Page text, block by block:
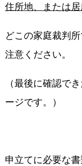
住所地、または
どこの家庭裁判
注意ください。
（最後に確認で
ージです。）
申立てに必要な